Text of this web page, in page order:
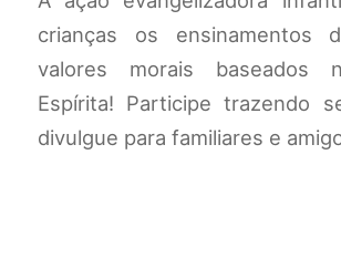
crianças os ensinamentos
valores morais baseados
Espírita! Participe trazendo
divulgue para familiares e